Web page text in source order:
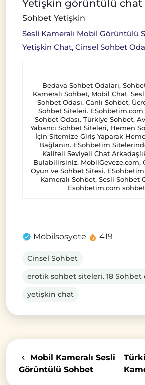
Yetişkin görüntülü chat
Sohbet Yetişkin
Sesli Kameralı Mobil Görüntülü
Yetişkin Chat, Cinsel Sohbet
Bedava Sohbet Odaları,
Kameralı Sohbet, Mobil Chat,
Sohbet Odası. Canlı Sohbet,
Sohbet Siteleri.
Sohbet Odası. Türkiye Sohbet,
Yabancı Sohbet Siteleri, Hemen
İçin Sitemize Giriş Yaparak
Bağlanın. ESohbetim
Kaliteli Seviyeli Chat
Bulabilirsiniz. MobilGeveze.com,
Oyun ve Sohbet Sitesi.
Kameralı Sohbet, Sesli Sohbet
Esohbetim.com
Mobilsosyete 419
Cinsel Sohbet
erotik sohbet siteleri. 18 Sohbet
yetişkin chat
Mobil Kameralı Sesli
Görüntülü Sohbet